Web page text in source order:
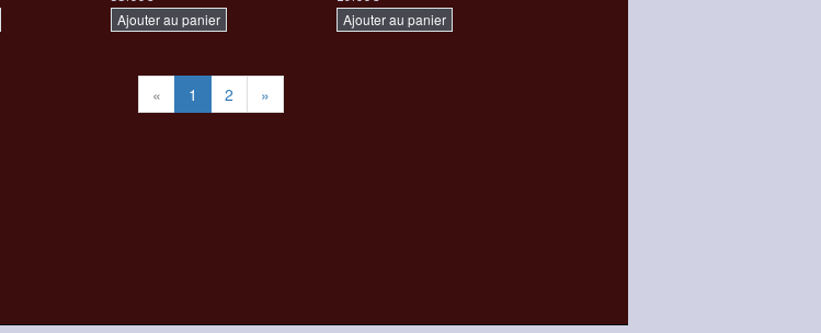
Ajouter au panier Ajouter au panier
« 1 2 »